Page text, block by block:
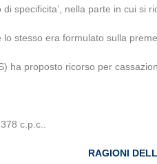
specificita’, nella parte in cui si
stesso era formulato sulla
ha proposto ricorso per
c.p.c..
RAGIONI